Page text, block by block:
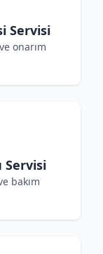
Servisi
onarım
Servisi
bakım